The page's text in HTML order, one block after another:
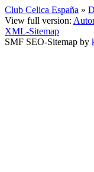
Club Celica España »
View full version:
XML-Sitemap
SMF SEO-Sitemap by